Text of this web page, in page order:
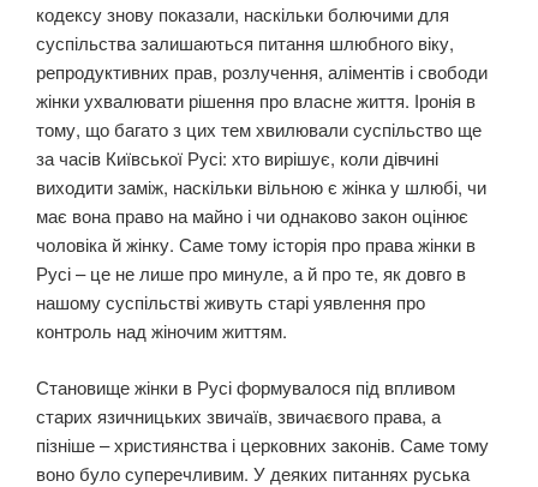
кодексу знову показали, наскільки болючими для
суспільства залишаються питання шлюбного віку,
репродуктивних прав, розлучення, аліментів і свободи
жінки ухвалювати рішення про власне життя. Іронія в
тому, що багато з цих тем хвилювали суспільство ще
за часів Київської Русі: хто вирішує, коли дівчині
виходити заміж, наскільки вільною є жінка у шлюбі, чи
має вона право на майно і чи однаково закон оцінює
чоловіка й жінку. Саме тому історія про права жінки в
Русі – це не лише про минуле, а й про те, як довго в
нашому суспільстві живуть старі уявлення про
контроль над жіночим життям.
Становище жінки в Русі формувалося під впливом
старих язичницьких звичаїв, звичаєвого права, а
пізніше – християнства і церковних законів. Саме тому
воно було суперечливим. У деяких питаннях руська